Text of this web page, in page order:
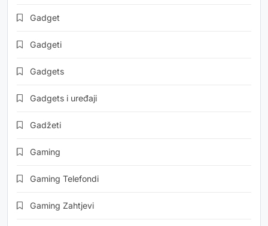
Gadget
Gadgeti
Gadgets
Gadgets i uređaji
Gadžeti
Gaming
Gaming Telefondi
Gaming Zahtjevi